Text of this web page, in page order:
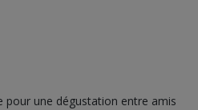
pour une dégustation entre amis